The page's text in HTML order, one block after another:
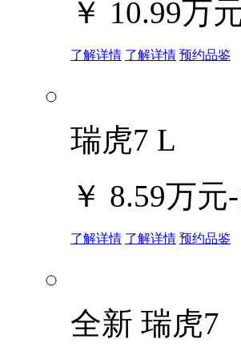
￥ 10.99万
了解详情 了解详情 预约品鉴
瑞虎7 L
￥ 8.59万元
了解详情 了解详情 预约品鉴
全新 瑞虎7